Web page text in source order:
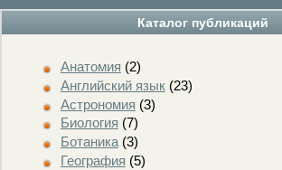
Каталог публикаций
Анатомия (2)
Английский язык(23)
Астрономия (3)
Биология (7)
Ботаника(3)
География (5)